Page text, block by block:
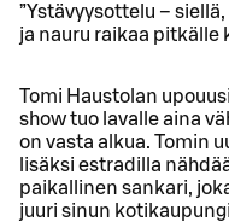
”Ystävyysottelu –
ja nauru raikaa pitkälle
Tomi Haustolan
show tuo lavalle aina
on vasta alkua. Tomin
lisäksi estradilla
paikallinen sankari,
juuri sinun